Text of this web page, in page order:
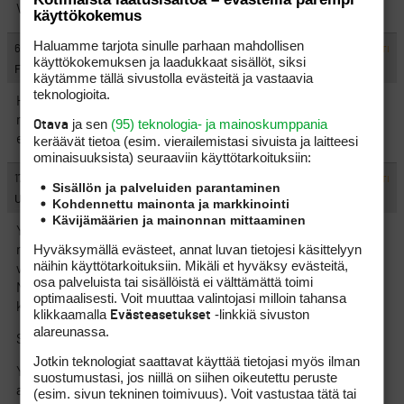
Voisihan tuosta kuulla ihan mielenkiinnosta mikä on selitys.
6.6.2026 13:50:33 #1469435 VASTAA ILMOITA ASIATON VIESTI
Finnwin
Heska: Mene toimarin luo ja kysy. Mikäli asiaan ei tule selvyyttä,
niin 2vko ennen seuraavaa yhtiökokousta pyydät kirjallisesti,
että haluat asian kokouksen työjärjestykseen.
17.7.2026 14:00:40 ILMOITA ASIATON VIESTI
Uno
Yleisesti olisi parasta, että yhtäaikaisten varauksien määriä
rajoitettaisiin esim. kahteen tai kolmeen, mutta mahdollisuus
varata pidemmälle säilytettäisiin osakkailla, pelioikeutetuilla.
Muutos koskisi ensisijaisesti henkilöitä, jotka pelaavat samaa
kenttää 50-100 kierrosta per kausi.
Samalla voidaan vapauttaa samana päivänä vapautuvia lähtöjä.
Yleisesti greenfeed pelaaminen on lisääntynyt ja pelilipuilla tai
alennetut lipuilla pelaaminen ovat merkittävästi vähentynyt
käyttökokemus
Haluamme tarjota sinulle parhaan mahdollisen
käyttökokemuksen ja laadukkaat sisällöt, siksi
käytämme tällä sivustolla evästeitä ja vastaavia
teknologioita.
Otava ja sen (95) teknologia- ja mainoskumppania
keräävät tietoa (esim. vierailemis­tasi sivuista ja laitteesi
ominaisuuk­sista) seuraaviin käyttötarkoituksiin:
Sisällön ja palveluiden parantaminen
Kohdennettu mainonta ja markkinointi
Kävijämäärien ja mainonnan mittaaminen
Hyväksymällä evästeet, annat luvan tietojesi käsittelyyn
näihin käyttötarkoituksiin. Mikäli et hyväksy evästeitä,
osa palveluista tai sisällöistä ei välttämättä toimi
optimaalisesti. Voit muuttaa valintojasi milloin tahansa
klikkaamalla Evästeasetukset -linkkiä sivuston
alareunassa.
Jotkin teknologiat saattavat käyttää tietojasi myös ilman
suostumustasi, jos niillä on siihen oikeutettu peruste
(esim. sivun tekninen toimivuus). Voit vastustaa tätä tai